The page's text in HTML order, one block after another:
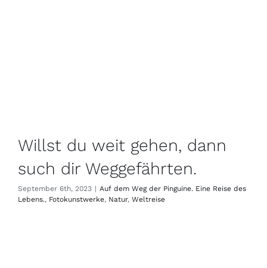
Willst du weit gehen, dann
such dir Weggefährten.
September 6th, 2023 | Auf dem Weg der Pinguine. Eine Reise des
Lebens., Fotokunstwerke, Natur, Weltreise